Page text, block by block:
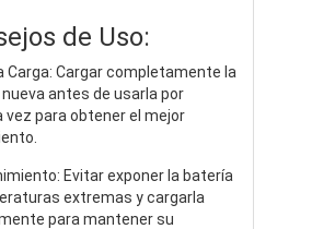
de Uso:
Carga: Cargar completamente la
antes de usarla por
vez para obtener el mejor
Evitar exponer la batería
extremas y cargarla
para mantener su